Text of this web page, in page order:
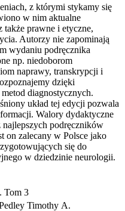
z którymi stykamy się
w nim aktualne
także prawne i etyczne,
Autorzy nie zapominają
wydaniu podręcznika
np. niedoborom
naprawy, transkrypcji i
dzięki
diagnostycznych.
układ tej edycji pozwala
Walory dydaktyczne
najlepszych podręczników
on zalecany w Polsce jako
się do
w dziedzinie neurologii.
Tom 3
Timothy A.